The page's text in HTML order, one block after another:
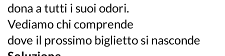
dona a tutti i suoi odori.
Vediamo chi comprende
dove il prossimo biglietto si nasconde